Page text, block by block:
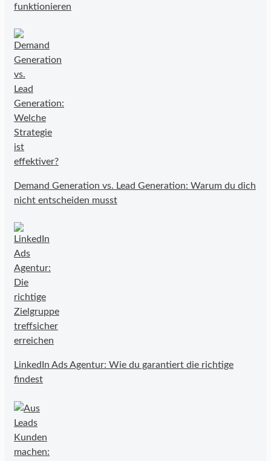
funktionieren
Demand Generation vs. Lead Generation: Warum du dich
nicht entscheiden musst
LinkedIn Ads Agentur: Wie du garantiert die richtige
findest